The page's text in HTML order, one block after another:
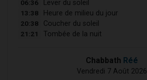
06:36 Lever du soleil
13:38 Heure de milieu du jour
20:38 Coucher du soleil
21:21 Tombée de la nuit
Chabbath Réé
Vendredi 7 Août 2026